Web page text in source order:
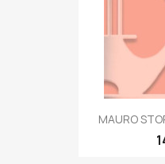
MAURO